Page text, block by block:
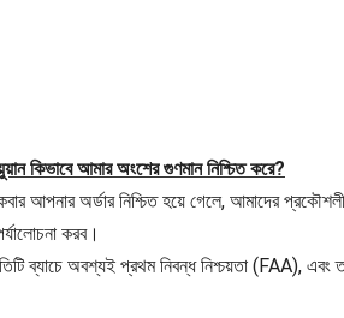
কিভাবে আমার অংশের গুণমান নিশ্চিত করে?
আপনার অর্ডার নিশ্চিত হয়ে গেলে, আমাদের
করব।
ব্যাচে অবশ্যই প্রথম নিবন্ধ নিশ্চয়তা (FAA), এবং